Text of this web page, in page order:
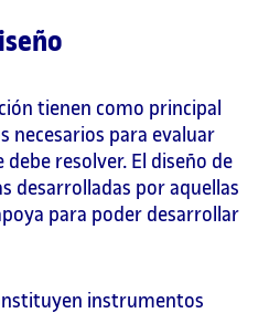
tienen como principal
necesarios para evaluar
resolver. El diseño de
desarrolladas por aquellas
para poder desarrollar
instrumentos